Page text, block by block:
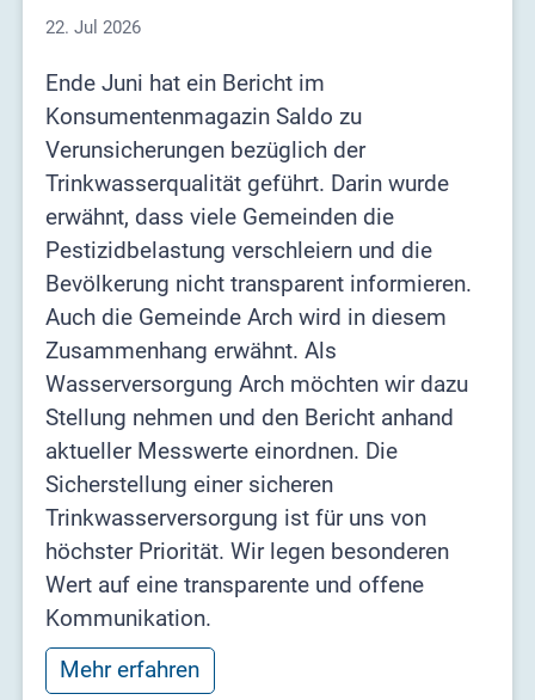
22. Jul 2026
Ende Juni hat ein Bericht im
Konsumentenmagazin Saldo zu
Verunsicherungen bezüglich der
Trinkwasserqualität geführt. Darin wurde
erwähnt, dass viele Gemeinden die
Pestizidbelastung verschleiern und die
Bevölkerung nicht transparent informieren.
Auch die Gemeinde Arch wird in diesem
Zusammenhang erwähnt. Als
Wasserversorgung Arch möchten wir dazu
Stellung nehmen und den Bericht anhand
aktueller Messwerte einordnen. Die
Sicherstellung einer sicheren
Trinkwasserversorgung ist für uns von
höchster Priorität. Wir legen besonderen
Wert auf eine transparente und offene
Kommunikation.
Mehr erfahren